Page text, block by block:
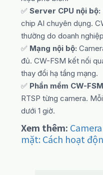
✅Server CPU nội bộ:
chip AI chuyên dụng.
thường do doanh
✅ Mạng nội bộ:
đủ. CW-FSM kết nối
thay đổi hạ tầng mạng.
✅ Phần mềm CW-
RTSP từng camera.
dưới 1 giờ.
Xem thêm:
mặt: Cách hoạt